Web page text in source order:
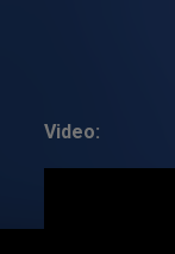
Video: